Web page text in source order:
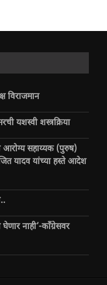
विराजमान
यशस्वी शस्त्रक्रिया
आरोग्य सहाय्यक (पुरुष)
यादव यांच्या हस्ते आदेश
नाही’-काँग्रेसवर